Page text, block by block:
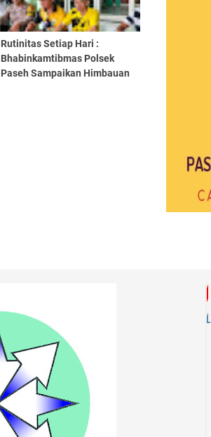
Rutinitas Setiap Hari :
Bhabinkamtibmas Polsek
Paseh Sampaikan Himbauan